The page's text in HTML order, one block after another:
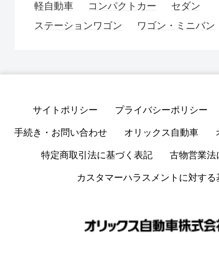
軽自動車 コンパクトカー
セダン
ステーションワゴン
ワゴン・ミニバン
サイトポリシー プライバシーポリシー
手続き・お問い合わせ オリックス自動車
特定商取引法に基づく表記 古物営業法
カスタマーハラスメントに対する